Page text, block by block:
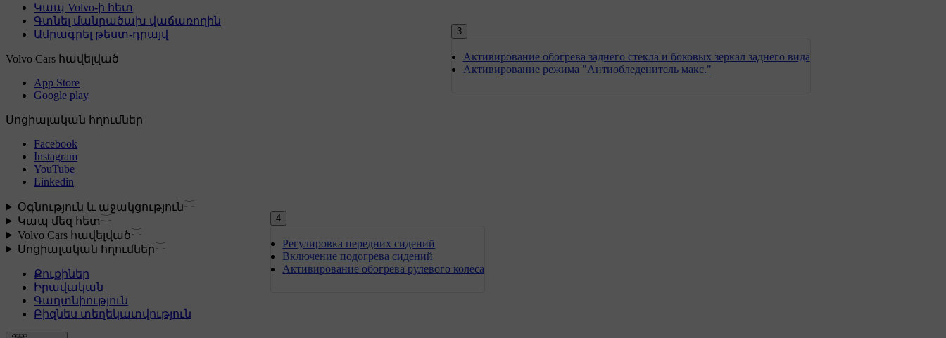
3
Активирование обогрева заднего стекла и боковых зеркал заднего вида
Активирование режима "Антиобледенитель макс."
4
Регулировка передних сидений
Включение подогрева сидений
Активирование обогрева рулевого колеса